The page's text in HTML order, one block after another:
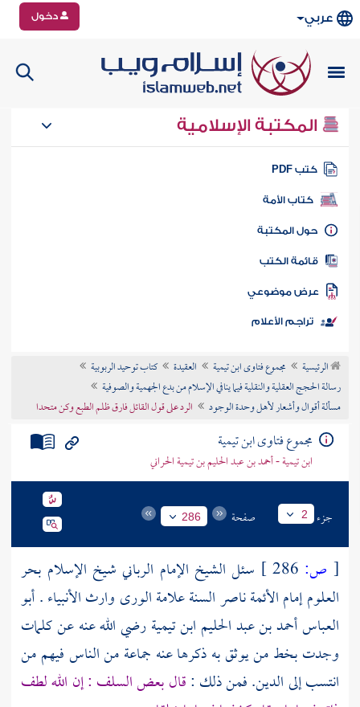
عربي دخول
المكتبة الإسلامية
كتب PDF
كتاب الأمة
المكتبة
الكتب
موضوعي
تراجم الأعلام
الرئيسية مجموع فتاوى ابن تيمية العقيدة
كتاب توحيد الربوبية
رسالة الحجج العقلية والنقلية فيما ينافي الإسلام من بدع الجهمية والصوفية
مسألة أقوال وأشعار لأهل وحدة الوجود
الرد على قول القائل فارق ظلم الطبع وكن متحدا
مجموع فتاوى ابن تيمية
ابن تيمية - أحمد بن عبد الحليم بن تيمية الحراني
جزء 2 صفحة 286
[ ص:
سئل الشيخ الإمام الرباني شيخ الإسلام بحر
العلوم إمام الأئمة ناصر السنة علامة الورى وارث الأنبياء .أبو
العباس أحمد بن عبد الحليم ابن تيميةرضي الله عنه عن كلمات
وجدت بخط من يوثق به ذكرها عنه جماعة من الناس فيهم من
انتسب إلى الدين. فمن ذلك :قال بعض السلف : إن الله لطف